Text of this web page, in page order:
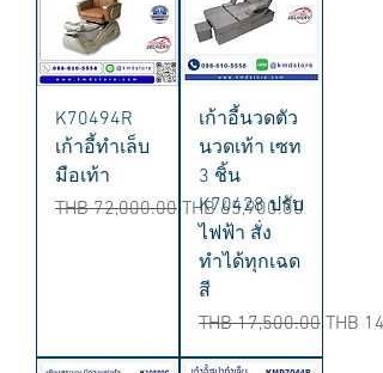
K70494R
เก้าอี้ทำเล็บ
มือเท้า
Regular Price
THB 72,000.00 Sale Price
THB 65,900.00
เก้าอี้นวดตัว
นวดเท้า เซท
3 ชิ้น
K70428 ปรับ
ไฟฟ้า สั่ง
ทำได้ทุกเฉด
สี
Regular Price
THB 17,500.00 Sale
THB